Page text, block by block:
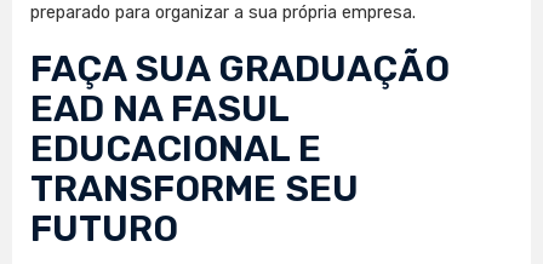
preparado para organizar a sua própria empresa.
FAÇA SUA GRADUAÇÃO
EAD NA FASUL
EDUCACIONAL E
TRANSFORME SEU
FUTURO